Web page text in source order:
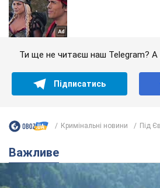
Ти ще не читаєш наш Telegram? А
Підписатись
Кримінальні новини Під
Важливе